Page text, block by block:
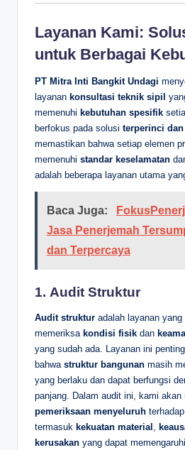
Layanan Kami:
untuk Berbagai
PT Mitra Inti Bangkit Undagi
layanan konsultasi teknik sipil
memenuhi kebutuhan spesifik
berfokus pada solusi terperinci
memastikan bahwa setiap elemen
memenuhi standar keselamatan
adalah beberapa layanan utama
Baca Juga:
Jasa Penerjemah
dan Terpercaya
1. Audit Struktur
Audit struktur adalah layanan
memeriksa kondisi fisik dan
yang sudah ada. Layanan ini
bahwa struktur bangunan masih
yang berlaku dan dapat berfungsi
panjang. Dalam audit ini, kami akan
pemeriksaan menyeluruh
termasuk kekuatan material
kerusakan yang dapat